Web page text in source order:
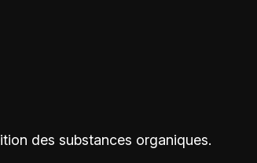
des substances organiques.